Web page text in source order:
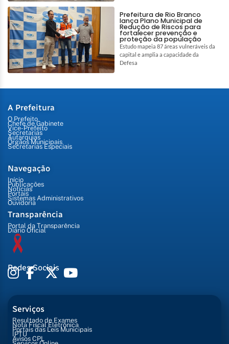
Prefeitura de Rio Branco
lança Plano Municipal de
Redução de Riscos para
fortalecer prevenção e
proteção da população
Estudo mapeia 87 áreas vulneráveis da
capital e amplia a capacidade da
Defesa
A Prefeitura
O Prefeito
Chefe de Gabinete
Vice-Prefeito
Secretarias
Autarquias
Órgãos Municipais
Secretarias Especiais
Navegação
Início
Publicações
Notícias
Portais
Sistemas Administrativos
Ouvidoria
Transparência
Portal da Transparência
Diário Oficial
Redes Sociais
Serviços
Resultado de Exames
Nota Fiscal Eletrônica
Portais das Leis Municipais
IPTU
Avisos CPL